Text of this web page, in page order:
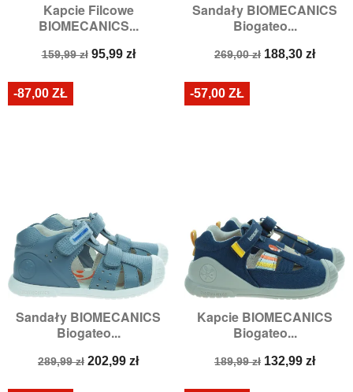
Kapcie Filcowe
BIOMECANICS...
Cena
159,99 zł Cena
95,99 zł
Sandały BIOMECANICS
Biogateo...
Cena
269,00 zł Cena
188,30 zł
Sandały BIOMECANICS
Biogateo...
Cena
289,99 zł Cena
202,99 zł
-87,00 ZŁ
Kapcie BIOMECANICS
Biogateo...
Cena
189,99 zł Cena
132,99 zł
-57,00 ZŁ